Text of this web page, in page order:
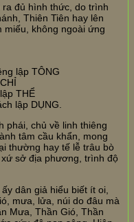
ra đủ hình thức, do trình
Thiên Tiên hay lên
miếu, không ngoài ứng
lập TÔNG
THỂ
lập DỤNG.
phái, chủ về linh thiêng
tâm cầu khẩn, mong
thường hay tế lễ trâu bò
sở địa phương, trình độ
dân giả hiểu biết ít oi,
mưa, lửa, núi do đâu mà
Mưa, Thần Gió, Thần